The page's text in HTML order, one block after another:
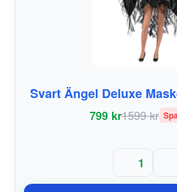
Svart Ängel Deluxe
799 kr1599 kr
1